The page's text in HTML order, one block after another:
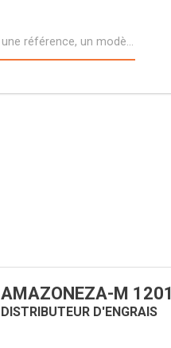
DISTRIBUTEUR D'ENGRAIS
AMAZONEZA-M 1201